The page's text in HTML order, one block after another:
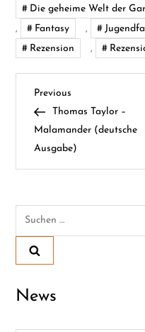
Die geheime Welt der
,
Fantasy ,
Rezension
,
B
e
r
a
Previous
Post
Previous
Thomas Taylor –
Malamander (deutsche
Ausgabe)
Suchen
News